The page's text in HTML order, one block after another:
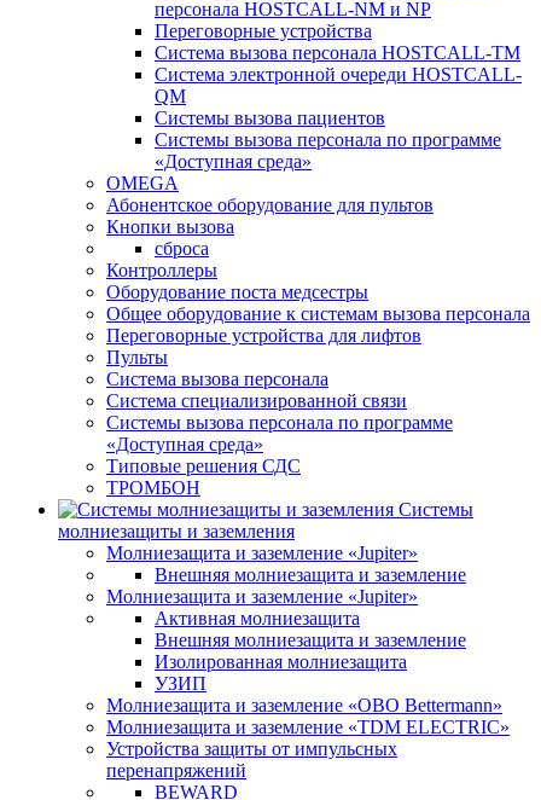
персонала HOSTCALL-NM и NP
Переговорные устройства
Система вызова персонала HOSTCALL-TM
Система электронной очереди HOSTCALL-
QM
Системы вызова пациентов
Системы вызова персонала по программе
«Доступная среда»
OMEGA
Абонентское оборудование для пультов
Кнопки вызова
сброса
Контроллеры
Оборудование поста медсестры
Общее оборудование к системам вызова персонала
Переговорные устройства для лифтов
Пульты
Система вызова персонала
Система специализированной связи
Системы вызова персонала по программе
«Доступная среда»
Типовые решения СДС
ТРОМБОН
Системы
молниезащиты и заземления
Молниезащита и заземление «Jupiter»
Внешняя молниезащита и заземление
Молниезащита и заземление «Jupiter»
Активная молниезащита
Внешняя молниезащита и заземление
Изолированная молниезащита
УЗИП
Молниезащита и заземление «OBO Bettermann»
Молниезащита и заземление «TDM ЕLECTRIC»
Устройства защиты от импульсных
перенапряжений
BEWARD